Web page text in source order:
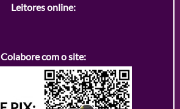
Leitores online:
Colabore com o site: